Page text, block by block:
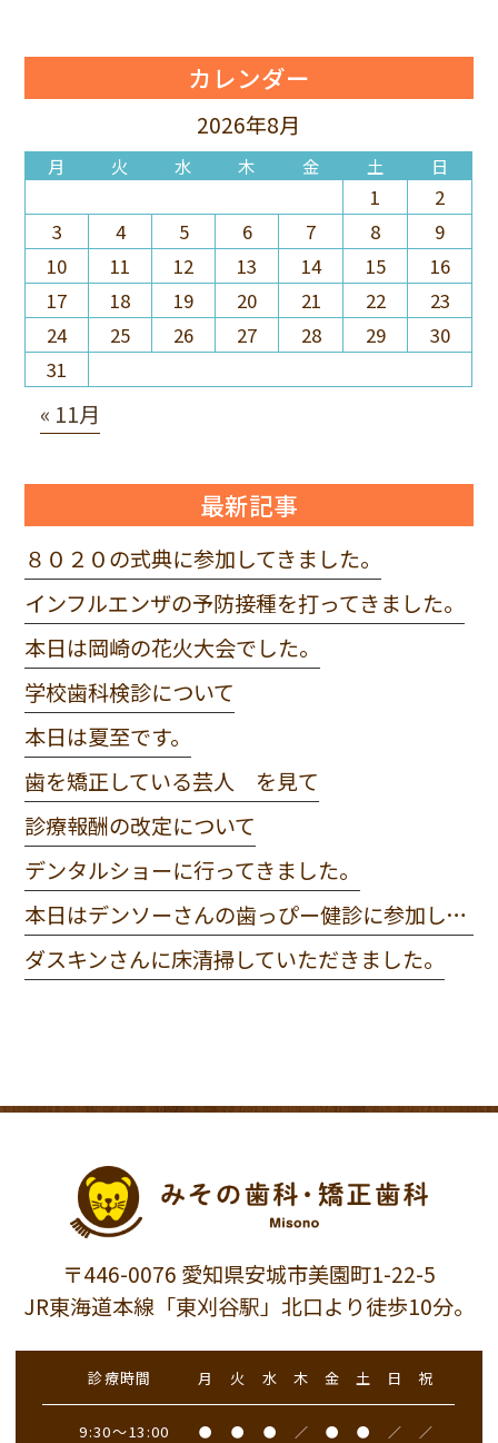
カレンダー
2026年8月
月 火 水 木 金 土 日
1
2
3
4 5 6 7 8
9
10
11 12 13 14 15
16
17
18 19 20 21 22
23
24
25 26 27 28 29
30
31
« 11月
最新記事
８０２０の式典に参加してきました。
インフルエンザの予防接種を打ってきました。
本日は岡崎の花火大会でした。
学校歯科検診について
本日は夏至です。
歯を矯正している芸人 を見て
診療報酬の改定について
デンタルショーに行ってきました。
本日はデンソーさんの歯っぴー健診に参加してきました。
ダスキンさんに床清掃していただきました。
〒446-0076 愛知県安城市美園町1-22-5
JR東海道本線「東刈谷駅」北口より徒歩10分。
診療時間 月 火 水 木 金 土 日 祝
9:30～13:00 ● ● ● ／ ● ● ／ ／